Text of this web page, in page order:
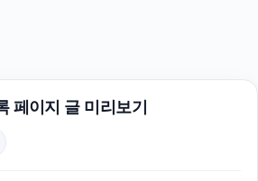
대구흥신소
페이지 글 미리보기